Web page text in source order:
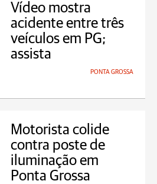
Vídeo mostra
acidente entre três
veículos em PG;
assista
PONTA GROSSA
Motorista colide
contra poste de
iluminação em
Ponta Grossa